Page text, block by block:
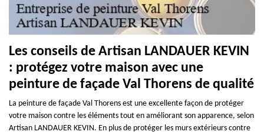
Les conseils de Artisan LANDAUER KEVIN
: protégez votre maison avec une
peinture de façade Val Thorens de qualité
La peinture de façade Val Thorens est une excellente façon de protéger
votre maison contre les éléments tout en améliorant son apparence, selon
Artisan LANDAUER KEVIN. En plus de protéger les murs extérieurs contre